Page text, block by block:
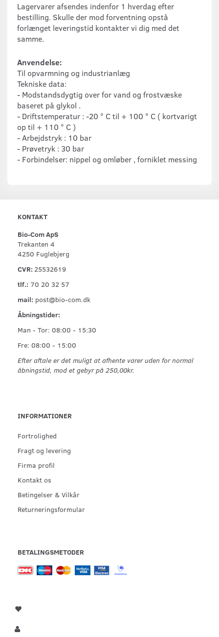
Lagervarer afsendes indenfor 1 hverdag efter
bestilling. Skulle der mod forventning opstå
forlænget leveringstid kontakter vi dig med det
samme.
Anvendelse:
Til opvarmning og industrianlæg
Tekniske data:
- Modstandsdygtig over for vand og frostvæske
baseret på glykol .
- Driftstemperatur : -20 ° C til + 100 ° C ( kortvarigt
op til + 110 ° C )
- Arbejdstryk : 10 bar
- Prøvetryk : 30 bar
- Forbindelser: nippel og omløber , forniklet messing
KONTAKT
Bio-Com ApS
Trekanten 4
4250 Fuglebjerg
CVR: 25532619
tlf.: 70 20 32 57
mail: post@bio-com.dk
Åbningstider:
Man - Tor: 08:00 - 15:30
Fre: 08:00 - 15:00
Efter aftale er det muligt at afhente varer uden for normal
åbningstid, mod et gebyr på 250,00kr.
INFORMATIONER
Fortrolighed
Fragt og levering
Firma profil
Kontakt os
Betingelser & Vilkår
Returneringsformular
BETALINGSMETODER